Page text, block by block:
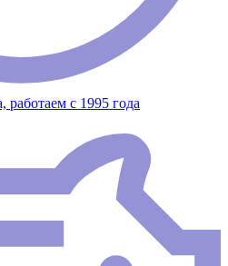
работаем с 1995 года